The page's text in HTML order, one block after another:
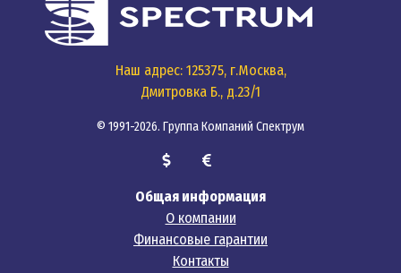
Наш адрес: 125375, г.Москва,
Дмитровка Б., д.23/1
© 1991-2026. Группа Компаний Спектрум
Общая информация
О компании
Финансовые гарантии
Контакты